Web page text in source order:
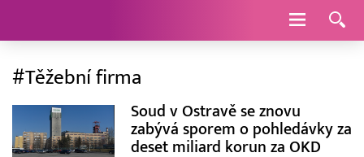
Navigace
#Těžební firma
Soud v Ostravě se znovu
zabývá sporem o pohledávky za
deset miliard korun za OKD